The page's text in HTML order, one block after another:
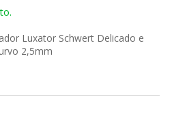
Luxator Schwert Delicado e
2,5mm